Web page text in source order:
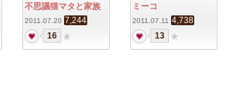
不思議猫マタと家族
2011.07.20 7,244
16
ミーコ
2011.07.11 4,738
13